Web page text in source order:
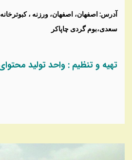
آدرس: اصفهان، اصفهان، ورزنه ،
سعدی،بوم گردی چاپاکر
تهیه و تنظیم : واحد تولید